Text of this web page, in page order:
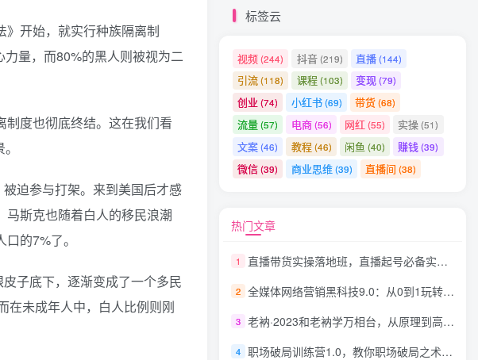
开始，就实行种族隔离制
量，而80%的黑人则被视为二
度也彻底终结。这在我们看
迫参与打架。来到美国后才感
斯克也随着白人的移民浪潮
的7%了。
子底下，逐渐变成了一个多民
在未成年人中，白人比例则刚
5 适合30岁以上没存款，没资源，没人脉的人做的四个小生意
6 Midjourney替代网站，3个简单好用，免费的AI绘画工具一键生成大师级画作
标签云
视频(244) 抖音(219) 直播(144)
引流(118) 课程(103) 变现(79)
创业 (74) 小红书(69) 带货(68)
流量(57) 电商(56) 网红(55) 实操(51)
文案(46) 教程(46) 闲鱼 (40) 赚钱(39)
微信(39) 商业思维(39) 直播间 (38)
热门文章
1 直播带货实操落地班，直播起号必备实操运营课，给方向，给方法，给步骤，能落地
2 全媒体网络营销黑科技9.0：从0到1玩转全网引流、成交、裂变、营销工具宝典
3 老衲·2023和老衲学万相台，​从原理到高级应用的系统万相台课程
4 职场破局训练营1.0，教你职场破局之术，从小白到精英一路贯通